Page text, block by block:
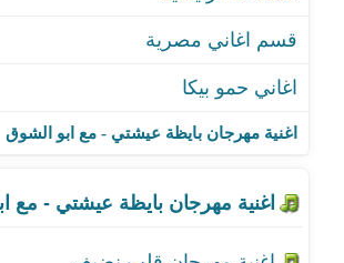
اغنية مهرجان بايظة عيشتي - مع ابو الشوق
اغنية مهرجان بايظة عيشتي -
اغنية مهرجان قلب نضيف
اغنية مهرجان زلزال